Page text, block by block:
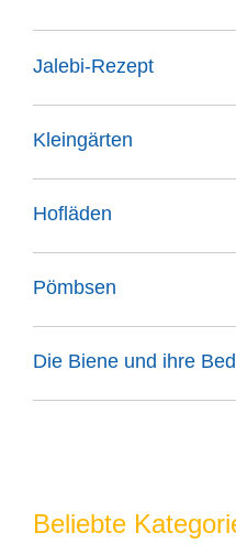
Jalebi-Rezept
Kleingärten
Hofläden
Pömbsen
Die Biene und ihre
Beliebte